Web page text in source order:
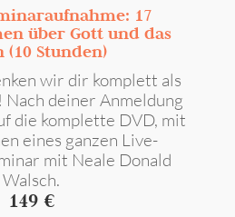
17
über Gott und das
(10 Stunden)
wir dir komplett als
deiner Anmeldung
die komplette DVD, mit
eines ganzen Live-
mit Neale Donald
Walsch.
149 €